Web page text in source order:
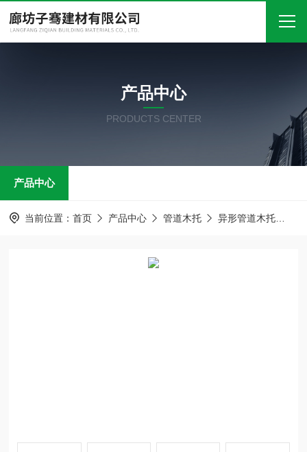
关于我们
产品中心
在线留言
产品中心
PRODUCTS CENTER
产品中心
当前位置： 首页 产品中心 管道木托 异形管道木托